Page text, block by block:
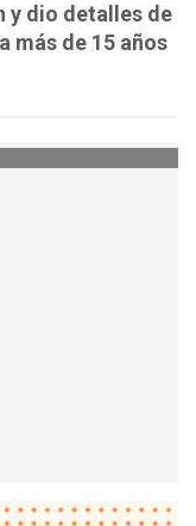
y dio detalles de
más de 15 años